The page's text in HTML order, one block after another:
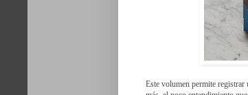
Este volumen permite registrar